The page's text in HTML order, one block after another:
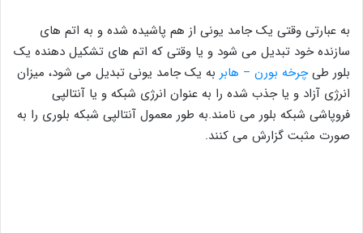
به عبارتی وقتی یک جامد یونی از هم پاشیده شده و به اتم های
سازنده خود تبدیل می شود و یا وقتی که اتم های تشکیل دهنده یک
بلور طیچرخه بورن – هابر به یک جامد یونی تبدیل می شود، میزان
انرژی آزاد و یا جذب شده را به عنوان انرژی شبکه و یا آنتالپی
فروپاشی شبکه بلور می نامند.به طور معمول آنتالپی شبکه بلوری را به
صورت مثبت گزارش می کنند.